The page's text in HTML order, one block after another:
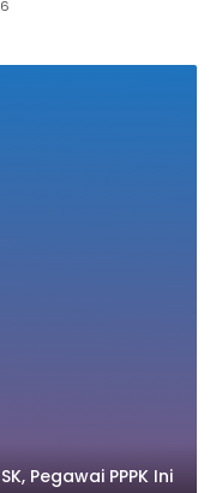
Pegawai PPPK Ini